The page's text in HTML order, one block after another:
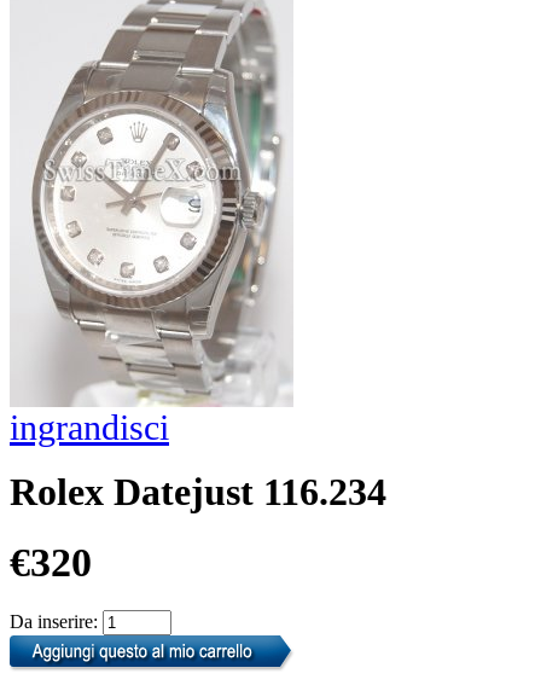
ingrandisci
Rolex Datejust 116.234
€320
Da inserire: